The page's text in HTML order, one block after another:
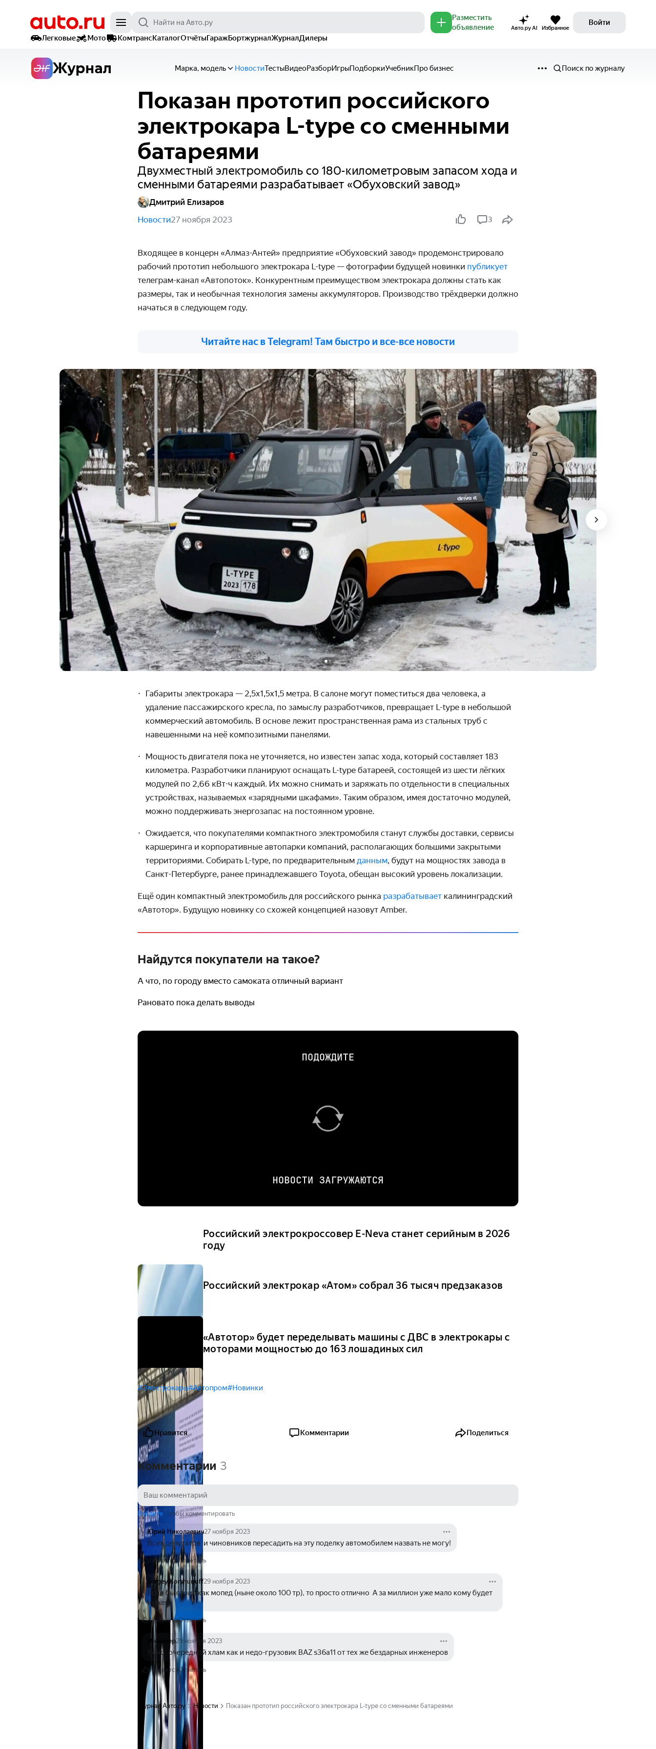
Разместить
объявление
Авто.ру AI Избранное
Войти
Легковые
Мото КомтрансКаталогОтчётыГаражБортжурналЖурналДилеры
Журнал Марка, модель НовостиТестыВидеоРазборИгрыПодборкиУчебникПро бизнес Поиск по журналу
Показан прототип российского
электрокара L-type со сменными
батареями
Двухместный электромобиль со 180-километровым запасом хода и
сменными батареями разрабатывает «Обуховский завод»
Дмитрий Елизаров
Новости27 ноября 2023 3
Входящее в концерн «Алмаз-Антей» предприятие «Обуховский завод» продемонстрировало
рабочий прототип небольшого электрокара L-type — фотографии будущей новинки публикует
телеграм-канал «Автопоток». Конкурентным преимуществом электрокара должны стать как
размеры, так и необычная технология замены аккумуляторов. Производство трёхдверки должно
начаться в следующем году.
Читайте нас в Telegram! Там быстро и все-все новости
Габариты электрокара — 2,5х1,5х1,5 метра. В салоне могут поместиться два человека, а
удаление пассажирского кресла, по замыслу разработчиков, превращает L-type в небольшой
коммерческий автомобиль. В основе лежит пространственная рама из стальных труб с
навешенными на неё композитными панелями.
Мощность двигателя пока не уточняется, но известен запас хода, который составляет 183
километра. Разработчики планируют оснащать L-type батареей, состоящей из шести лёгких
модулей по 2,66 кВт⋅ч каждый. Их можно снимать и заряжать по отдельности в специальных
устройствах, называемых «зарядными шкафами». Таким образом, имея достаточно модулей,
можно поддерживать энергозапас на постоянном уровне.
Ожидается, что покупателями компактного электромобиля станут службы доставки, сервисы
каршеринга и корпоративные автопарки компаний, располагающих большими закрытыми
территориями. Собирать L-type, по предварительным данным, будут на мощностях завода в
Санкт-Петербурге, ранее принадлежавшего Toyota, обещан высокий уровень локализации.
Ещё один компактный электромобиль для российского рынка разрабатывает калининградский
«Автотор». Будущую новинку со схожей концепцией назовут Amber.
Найдутся покупатели на такое?
А что, по городу вместо самоката отличный вариант
Рановато пока делать выводы
ПОДОЖДИТЕ
НОВОСТИ ЗАГРУЖАЮТСЯ
Российский электрокроссовер E-Neva станет серийным в 2026
году
Российский электрокар «Атом» собрал 36 тысяч предзаказов
«Автотор» будет переделывать машины с ДВС в электрокары с
моторами мощностью до 163 лошадиных сил
#Электрокары#Автопром#Новинки
Нравится Комментарии Поделиться
Комментарии 3
Войдите, чтобы комментировать
Юрий Николаевич27 ноября 2023
Всех депутатов  и чиновников пересадить на эту поделку автомобилем назвать не могу!
НравитсяОтветить
Sergey Korshunoff29 ноября 2023
Если бы стоил как мопед (ныне около 100 тр), то просто отлично  А за миллион уже мало кому будет
нужен.
НравитсяОтветить
Инженер29 ноября 2023
Ясно, очередной хлам как и недо-грузовик BAZ s36a11 от тех же бездарных инженеров
НравитсяОтветить
Журнал Авто.ру Новости Показан прототип российского электрокара L-type со сменными батареями